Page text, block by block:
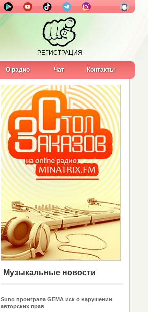
РЕГИСТРАЦИЯ
О радио Чат Контакты
Музыкальные новости
Suno проиграла GEMA иск о нарушении
авторских прав